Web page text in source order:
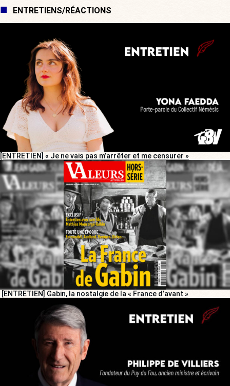
ENTRETIENS/RÉACTIONS
[ENTRETIEN] « Je ne vais pas m’arrêter et me censurer »
[ENTRETIEN] Gabin, la nostalgie de la « France d’avant »